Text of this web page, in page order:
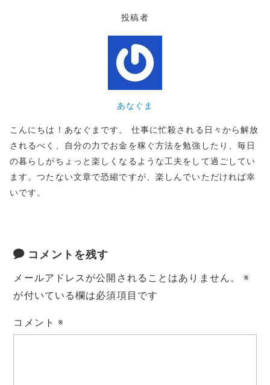
投稿者
あなぐま
こんにちは！あなぐまです。 仕事に忙殺される日々から解放
されるべく、自分の力でお金を稼ぐ方法を勉強したり、毎日
の暮らしがちょっと楽しくなるような工夫をして過ごしてい
ます。つたない文章で恐縮ですが、楽しんでいただければ幸
いです。
コメントを残す
メールアドレスが公開されることはありません。
※
が付いている欄は必須項目です
コメント※